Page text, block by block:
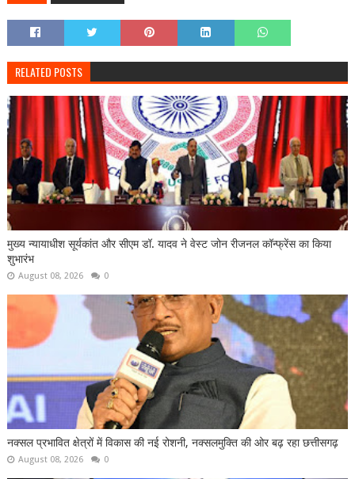
RELATED POSTS
मुख्य न्यायाधीश सूर्यकांत और सीएम डॉ. यादव ने वेस्ट जोन रीजनल कॉन्फ्रेंस का किया
शुभारंभ
August 08, 2026 0
नक्सल प्रभावित क्षेत्रों में विकास की नई रोशनी, नक्सलमुक्ति की ओर बढ़ रहा छत्तीसगढ़
August 08, 2026 0